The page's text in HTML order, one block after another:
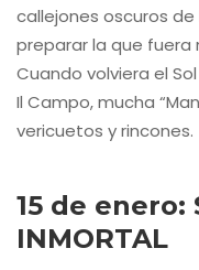
callejones oscuros
preparar la que
Cuando volviera el
Il Campo, mucha
vericuetos y rincones.
15 de enero:
INMORTAL